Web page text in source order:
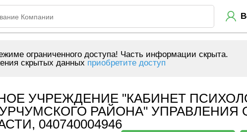
ограниченного доступа! Часть информации скрыта.
скрытых данных приобретите доступ
УЧРЕЖДЕНИЕ "КАБИНЕТ
РАЙОНА" УПРАВЛЕНИЯ
040740004946